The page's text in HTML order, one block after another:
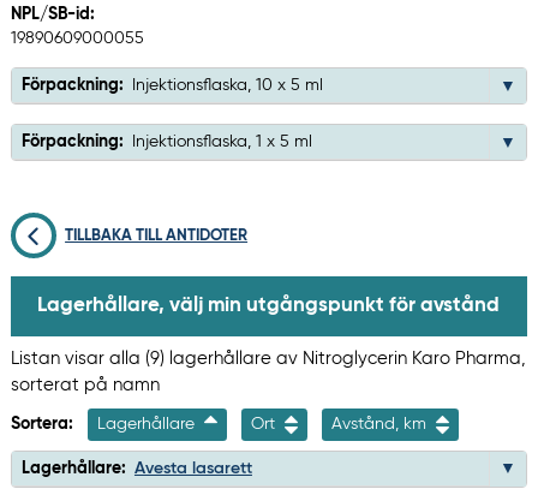
NPL/SB-id:
19890609000055
Förpackning: Injektionsflaska, 10 x 5 ml
Förpackning: Injektionsflaska, 1 x 5 ml
TILLBAKA TILL ANTIDOTER
Lagerhållare, välj min utgångspunkt för avstånd
Listan visar alla (9) lagerhållare av Nitroglycerin Karo Pharma,
sorterat på namn
Sortera: Lagerhållare Ort Avstånd, km
Lagerhållare: Avesta lasarett